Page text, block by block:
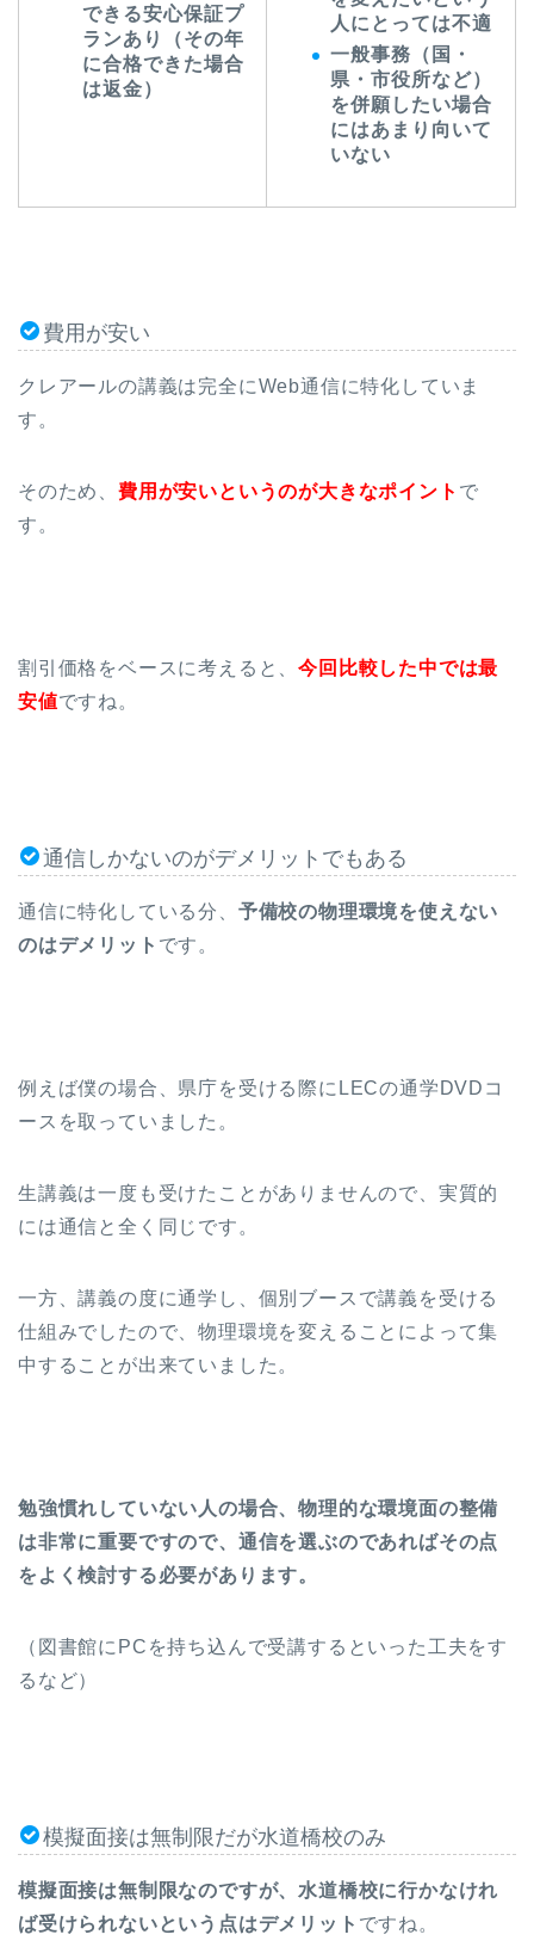
できる安心保証プ
ランあり（その年
に合格できた場合
は返金）
人にとっては不適
一般事務（国・
県・市役所など）
を併願したい場合
にはあまり向いて
いない
費用が安い
クレアールの講義は完全にWeb通信に特化していま
す。
そのため、 費用が安いというのが大きなポイント で
す。
割引価格をベースに考えると、今回比較した中では最
安値ですね。
通信しかないのがデメリットでもある
通信に特化している分、 予備校の物理環境を使えない
のはデメリット です。
例えば僕の場合、県庁を受ける際にLECの通学DVDコ
ースを取っていました。
生講義は一度も受けたことがありませんので、実質的
には通信と全く同じです。
一方、講義の度に通学し、個別ブースで講義を受ける
仕組みでしたので、物理環境を変えることによって集
中することが出来ていました。
勉強慣れしていない人の場合、物理的な環境面の整備
は非常に重要ですので、通信を選ぶのであればその点
をよく検討する必要があります。
（図書館にPCを持ち込んで受講するといった工夫をす
るなど）
模擬面接は無制限だが水道橋校のみ
模擬面接は無制限なのですが、水道橋校に行かなけれ
ば受けられないという点はデメリット ですね。